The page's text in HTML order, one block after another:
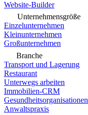
Website-Builder
Unternehmensgröße
Einzelunternehmen
Kleinunternehmen
Großunternehmen
Branche
Transport und Lagerung
Restaurant
Unterwegs arbeiten
Immobilien-CRM
Gesundheitsorganisationen
Anwaltspraxis